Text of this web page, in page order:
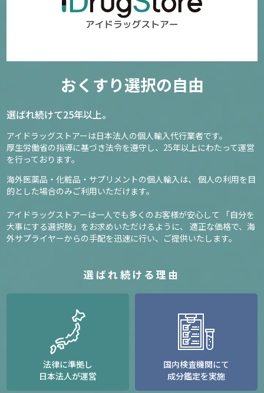
おくすり選択の自由
選ばれ続けて25年以上。
アイドラッグストアーは日本法人の個人輸入代行業者です。
厚生労働省の指導に基づき法令を遵守し、 25年以上にわたって運営
を行っております。
海外医薬品・化粧品・サプリメントの個人輸入は、
個人の利用を目
的とした場合のみご利用いただけます。
アイドラッグストアーは一人でも多くのお客様が安心して
「自分を
大事にする選択肢」をお求めいただけるように、
適正な価格で、海
外サプライヤーからの手配を迅速に行い、ご提供いたします。
選ばれ続ける理由
法律に準拠し
日本法人が運営
国内検査機関にて
成分鑑定を実施